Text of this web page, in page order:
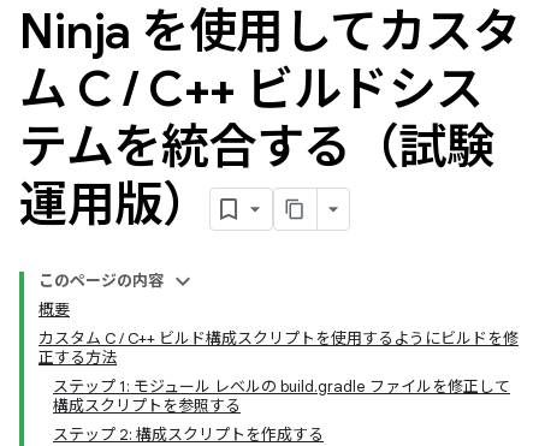
Ninja を使用してカスタ
ム C /C++ ビルドシス
テムを統合する（試験
運用版）
このページの内容
概要
カスタム C / C++ ビルド構成スクリプトを使用するようにビルドを修
正する方法
ステップ 1: モジュール レベルの build.gradle ファイルを修正して
構成スクリプトを参照する
ステップ 2: 構成スクリプトを作成する